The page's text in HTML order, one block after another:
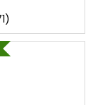
(58)